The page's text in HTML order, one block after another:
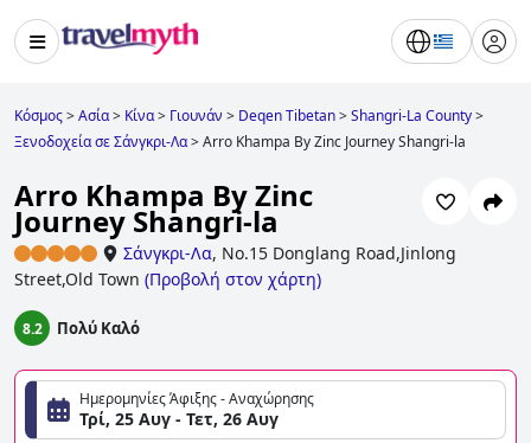
Κόσμος>Ασία> Κίνα> Γιουνάν > Deqen Tibetan>Shangri-La County>
Ξενοδοχεία σε Σάνγκρι-Λα>Arro Khampa By Zinc Journey Shangri-la
Arro Khampa By Zinc
Journey Shangri-la
Σάνγκρι-Λα, No.15 Donglang Road,Jinlong
Street,Old Town (Προβολή στον χάρτη)
8.2 Πολύ Καλό
Ημερομηνίες Άφιξης - Αναχώρησης
Τρί, 25 Αυγ - Τετ, 26 Αυγ